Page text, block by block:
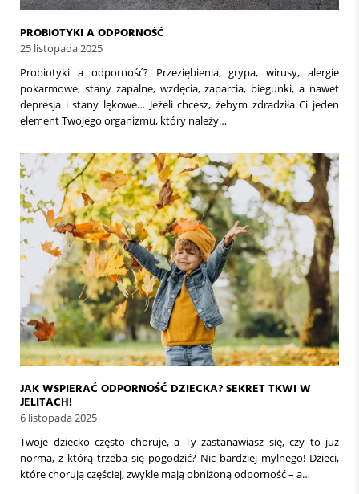
PROBIOTYKI A ODPORNOŚĆ
25 listopada 2025
Probiotyki a odporność? Przeziębienia, grypa, wirusy, alergie
pokarmowe, stany zapalne, wzdęcia, zaparcia, biegunki, a nawet
depresja i stany lękowe… Jeżeli chcesz, żebym zdradziła Ci jeden
element Twojego organizmu, który należy…
JAK WSPIERAĆ ODPORNOŚĆ DZIECKA? SEKRET TKWI W
JELITACH!
6 listopada 2025
Twoje dziecko często choruje, a Ty zastanawiasz się, czy to już
norma, z którą trzeba się pogodzić? Nic bardziej mylnego! Dzieci,
które chorują częściej, zwykle mają obniżoną odporność – a…